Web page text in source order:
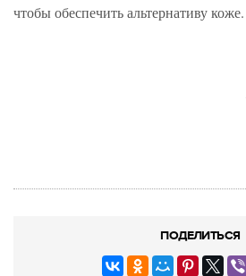
чтобы обеспечить альтернативу коже.
ПОДЕЛИТЬСЯ